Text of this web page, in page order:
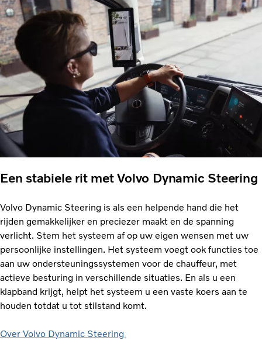
Een stabiele rit met Volvo Dynamic Steering
Volvo Dynamic Steering is als een helpende hand die het
rijden gemakkelijker en preciezer maakt en de spanning
verlicht. Stem het systeem af op uw eigen wensen met uw
persoonlijke instellingen. Het systeem voegt ook functies toe
aan uw ondersteuningssystemen voor de chauffeur, met
actieve besturing in verschillende situaties. En als u een
klapband krijgt, helpt het systeem u een vaste koers aan te
houden totdat u tot stilstand komt.
Over Volvo Dynamic Steering